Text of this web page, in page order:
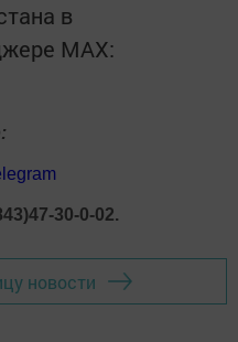
в
MАХ:
30-0-02.
новости